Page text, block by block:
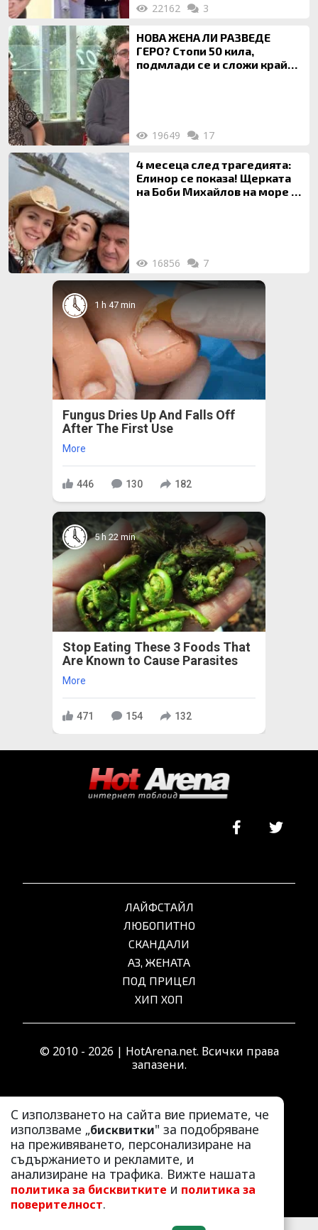
22162 3
НОВА ЖЕНА ЛИ РАЗВЕДЕ
ГЕРО? Стопи 50 кила,
подмлади се и сложи край
19649 17
4 месеца след трагедията:
Елинор се показа! Щерката
на Боби Михайлов на море с
16856 7
1 h 47 min
Fungus Dries Up And Falls Off
After The First Use
More
446 130 182
5 h 22 min
Stop Eating These 3 Foods That
Are Known to Cause Parasites
More
471 154 132
С използването на сайта вие приемате, че
използваме „бисквитки" за подобряване
на преживяването, персонализиране на
съдържанието и рекламите, и
анализиране на трафика. Вижте нашата
политика за бисквитките и политика за
поверителност.
ЛАЙФСТАЙЛ
ЛЮБОПИТНО
СКАНДАЛИ
АЗ, ЖЕНАТА
ПОД ПРИЦЕЛ
ХИП ХОП
© 2010 - 2026 | HotArena.net. Всички права
запазени.
РЕКЛАМА
КОНТАКТИ
ОБЩИ УСЛОВИЯ
ПОЛИТИКА ЗА ПОВЕРИТЕЛНОСТ
ПОЛИТИКА ЗА БИСКВИТКИТЕ